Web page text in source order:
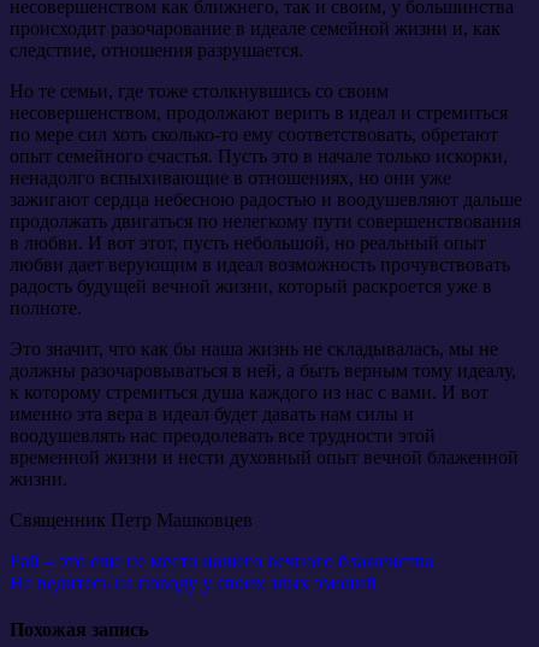
несовершенством как ближнего, так и своим, у большинства
происходит разочарование в идеале семейной жизни и, как
следствие, отношения разрушается.
Но те семьи, где тоже столкнувшись со своим
несовершенством, продолжают верить в идеал и стремиться
по мере сил хоть сколько-то ему соответствовать, обретают
опыт семейного счастья. Пусть это в начале только искорки,
ненадолго вспыхивающие в отношениях, но они уже
зажигают сердца небесною радостью и воодушевляют дальше
продолжать двигаться по нелегкому пути совершенствования
в любви. И вот этот, пусть небольшой, но реальный опыт
любви дает верующим в идеал возможность прочувствовать
радость будущей вечной жизни, который раскроется уже в
полноте.
Это значит, что как бы наша жизнь не складывалась, мы не
должны разочаровываться в ней, а быть верным тому идеалу,
к которому стремиться душа каждого из нас с вами. И вот
именно эта вера в идеал будет давать нам силы и
воодушевлять нас преодолевать все трудности этой
временной жизни и нести духовный опыт вечной блаженной
жизни.
Священник Петр Машковцев
Навигация
по
записям
Рай – это еще не место нашего вечного блаженства
Не ведитесь на поводу у своих злых эмоций
Похожая запись